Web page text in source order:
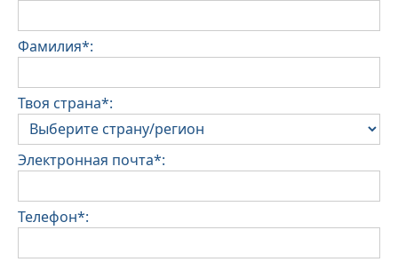
Фамилия*:
Твоя страна*:
Электронная почта*:
Телефон*: